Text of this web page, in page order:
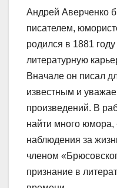
Андрей Аверченко
писателем,
родился в 1881
литературную
Вначале он писал
известным и
произведений. В
найти много юмора,
наблюдения за
членом
признание в